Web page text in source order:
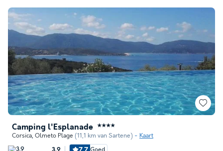
Camping l'Esplanade ★★★★
Corsica, Olmeto Plage (11,1 km van Sartene) Kaart